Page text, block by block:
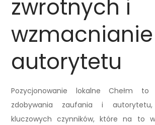
zwrotnych i
wzmacnianie
autorytetu
Pozycjonowanie lokalne Chełm to
zdobywania zaufania i
kluczowych czynników, które na to